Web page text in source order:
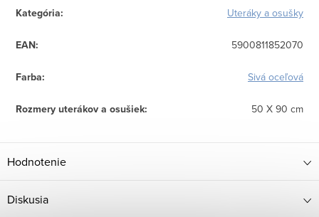
Kategória: Uteráky a osušky
EAN: 5900811852070
Farba: Sivá oceľová
Rozmery uterákov a osušiek: 50 X 90 cm
Hodnotenie
Diskusia